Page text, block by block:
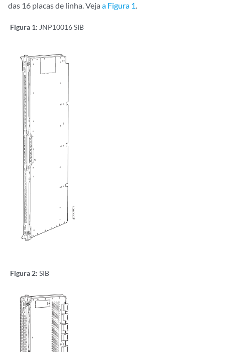
das 16 placas de linha. Veja a Figura 1.
Figura 1: JNP10016 SIB
Figura 2: SIB